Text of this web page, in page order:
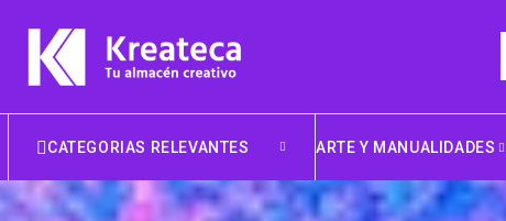
CATEGORIAS RELEVANTES ARTE Y MANUALIDADES